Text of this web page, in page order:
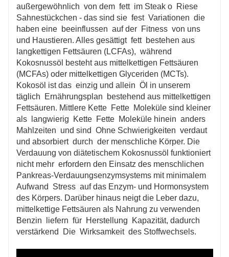
außergewöhnlich von dem fett im Steak o Riese
Sahnestückchen - das sind sie fest Variationen die
haben eine beeinflussen auf der Fitness von uns
und Haustieren. Alles gesättigt fett bestehen aus
langkettigen Fettsäuren (LCFAs), während
Kokosnussöl besteht aus mittelkettigen Fettsäuren
(MCFAs) oder mittelkettigen Glyceriden (MCTs).
Kokosöl ist das einzig und allein Öl in unserem
täglich Ernährungsplan bestehend aus mittelkettigen
Fettsäuren. Mittlere Kette Fette Moleküle sind kleiner
als langwierig Kette Fette Moleküle hinein anders
Mahlzeiten und sind Ohne Schwierigkeiten verdaut
und absorbiert durch der menschliche Körper. Die
Verdauung von diätetischem Kokosnussöl funktioniert
nicht mehr erfordern den Einsatz des menschlichen
Pankreas-Verdauungsenzymsystems mit minimalem
Aufwand Stress auf das Enzym- und Hormonsystem
des Körpers. Darüber hinaus neigt die Leber dazu,
mittelkettige Fettsäuren als Nahrung zu verwenden
Benzin liefern für Herstellung Kapazität, dadurch
verstärkend Die Wirksamkeit des Stoffwechsels.